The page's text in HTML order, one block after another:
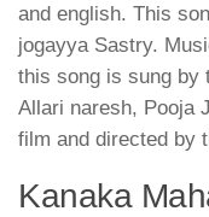
and english. This
jogayya Sastry.
this song is sung by
Allari naresh, Pooja
film and directed by
Kanaka